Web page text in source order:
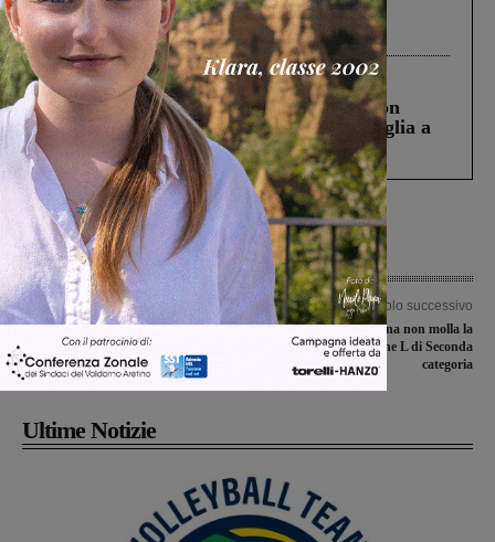
Gianni, Giulia e Franco. Lo schianto, il
processo, lo stop ai sorpassi fra tir....
Cronaca 3 Agosto 2026
Scomparso da una struttura di Castiglion
Fiorentino l’uomo che aveva ucciso la figlia a
Levane nel 2020
Articolo precedente
Chiusura casello A1 di Firenze Sud:
deviata la linea autobus che collega
Firenze a Montevarchi
Articolo successivo
L’Atletico Levane Leona non molla la
vetta nel girone L di Seconda
categoria
Ultime Notizie